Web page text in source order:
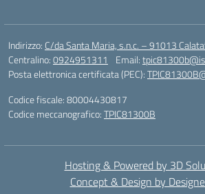
Indirizzo: C/da Santa Maria, s.n.c. – 91013
Centralino:0924951311 Email:
Posta elettronica certificata (PEC):
Codice fiscale: 80004430817
Codice meccanografico:TPIC81300B
Hosting & Powered by 3D
Concept & Design by